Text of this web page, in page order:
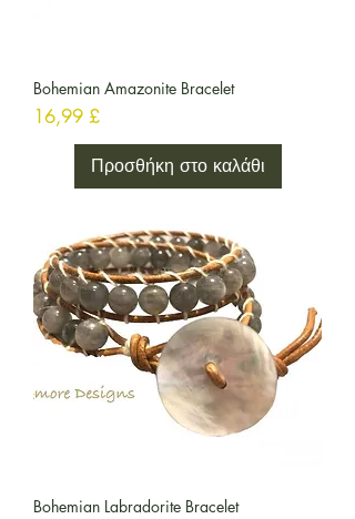
Bohemian Amazonite Bracelet
Τιμή
16,99 £
Προσθήκη στο καλάθι
Bohemian Labradorite Bracelet